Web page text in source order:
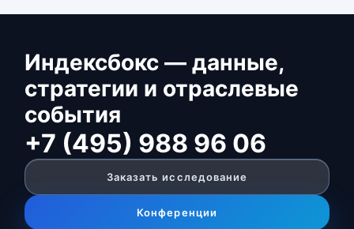
Индексбокс — данные,
стратегии и отраслевые
события
+7 (495) 988 96 06
Заказать исследование
Конференции